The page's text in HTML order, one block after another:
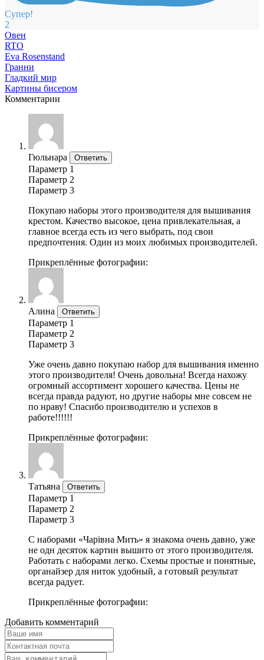
Супер!
2
Овен
RTO
Eva Rosenstand
Гранни
Гладкий мир
Картины бисером
Комментарии
Гюльнара Ответить
Параметр 1
Параметр 2
Параметр 3
Покупаю наборы этого производителя для вышивания
крестом. Качество высокое, цена привлекательная, а
главное всегда есть из чего выбрать, под свои
предпочтения. Один из моих любимых производителей.
Прикреплённые фотографии:
Алина Ответить
Параметр 1
Параметр 2
Параметр 3
Уже очень давно покупаю набор для вышивания именно
этого производителя! Очень довольна! Всегда нахожу
огромный ассортимент хорошего качества. Цены не
всегда правда радуют, но другие наборы мне совсем не
по нраву! Спасибо производителю и успехов в
работе!!!!!!
Прикреплённые фотографии:
Татьяна Ответить
Параметр 1
Параметр 2
Параметр 3
С наборами «Чарівна Мить» я знакома очень давно, уже
не одн десяток картин вышито от этого производителя.
Работать с наборами легко. Схемы простые и понятные,
органайзер для ниток удобный, а готовый результат
всегда радует.
Прикреплённые фотографии:
Добавить комментарий